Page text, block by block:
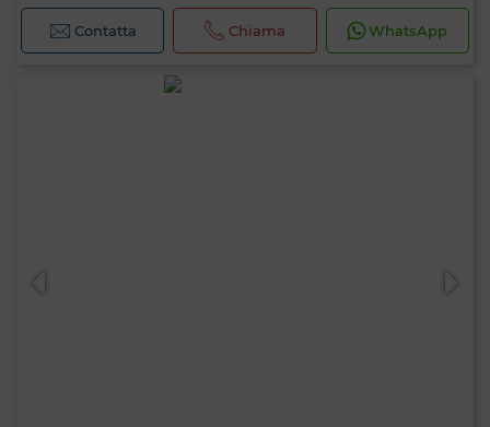
Contatta Chiama WhatsApp